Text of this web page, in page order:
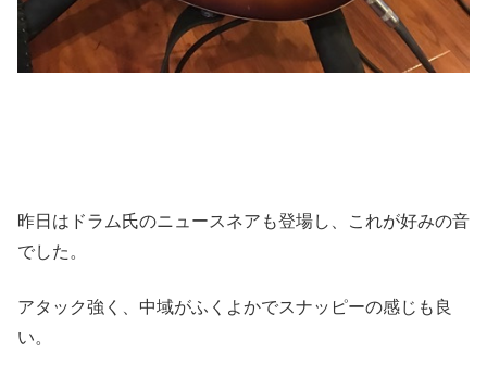
昨日はドラム氏のニュースネアも登場し、これが好みの音
でした。
アタック強く、中域がふくよかでスナッピーの感じも良
い。